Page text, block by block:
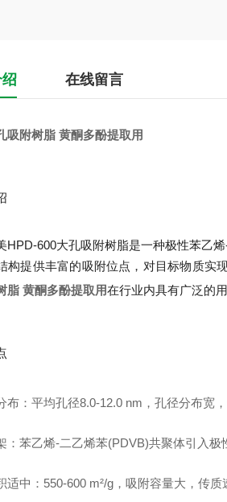
在线留言
吸附树脂 黄酮多酚提取用
HPD-600大孔吸附树脂是一种极性苯乙
构提供丰富的吸附位点，对目标物质实
脂 黄酮多酚提取用在行业内具有广泛的
布：平均孔径8.0-12.0 nm，孔径分布宽
：苯乙烯-二乙烯苯(PDVB)共聚体引入
适中：550-600 m²/g，吸附容量大，传质